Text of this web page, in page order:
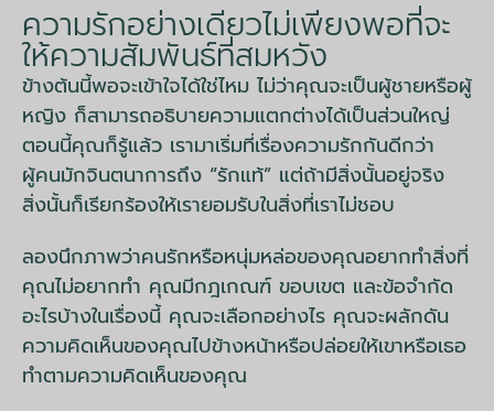
ความรักอย่างเดียวไม่เพียงพอที่จะ
ให้ความสัมพันธ์ที่สมหวัง
ข้างต้นนี้พอจะเข้าใจได้ใช่ไหม ไม่ว่าคุณจะเป็นผู้ชายหรือผู้
หญิง ก็สามารถอธิบายความแตกต่างได้เป็นส่วนใหญ่
ตอนนี้คุณก็รู้แล้ว เรามาเริ่มที่เรื่องความรักกันดีกว่า
ผู้คนมักจินตนาการถึง “รักแท้” แต่ถ้ามีสิ่งนั้นอยู่จริง
สิ่งนั้นก็เรียกร้องให้เรายอมรับในสิ่งที่เราไม่ชอบ
ลองนึกภาพว่าคนรักหรือหนุ่มหล่อของคุณอยากทำสิ่งที่
คุณไม่อยากทำ คุณมีกฎเกณฑ์ ขอบเขต และข้อจำกัด
อะไรบ้างในเรื่องนี้ คุณจะเลือกอย่างไร คุณจะผลักดัน
ความคิดเห็นของคุณไปข้างหน้าหรือปล่อยให้เขาหรือเธอ
ทำตามความคิดเห็นของคุณ